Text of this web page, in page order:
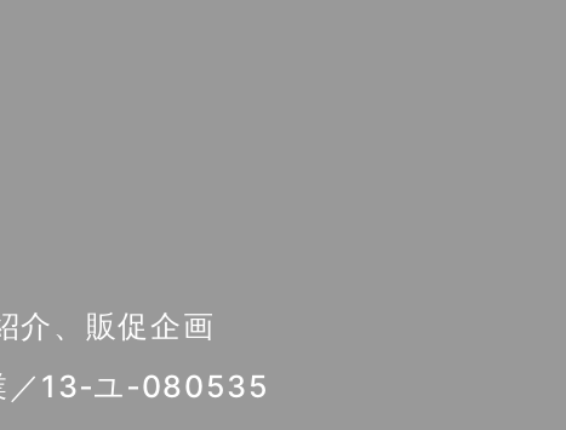
介、販促企画
13‐ユ‐080535